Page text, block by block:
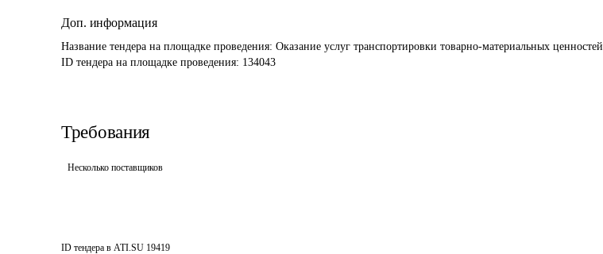
Доп. информация
Название тендера на площадке проведения: Оказание услуг транспортировки товарно-материальных ценностей
ID тендера на площадке проведения: 134043
Требования
Несколько поставщиков
ID тендера в ATI.SU 19419